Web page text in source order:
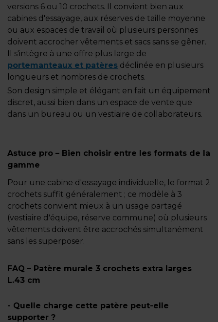
versions 6 ou 10 crochets. Il convient bien aux
cabines d'essayage, aux réserves de taille moyenne
ou aux espaces de travail où plusieurs personnes
doivent accrocher vêtements et sacs sans se gêner.
Il s'intègre à une offre plus large de
portemanteaux et patères déclinée en plusieurs
longueurs et nombres de crochets.
Son design simple et élégant en fait un équipement
discret, aussi bien dans un espace de vente que
dans un bureau ou un vestiaire de collaborateurs.
Astuce pro – Bien choisir entre les formats de la
gamme
Pour une cabine d'essayage individuelle, le format 2
crochets suffit généralement ; ce modèle à 3
crochets convient mieux à un usage partagé
(vestiaire d'équipe, réserve commune) où plusieurs
vêtements doivent être accrochés simultanément
sans les superposer.
FAQ – Patère murale 3 crochets extra larges
L.43 cm
- Quelle charge cette patère peut-elle
supporter ?